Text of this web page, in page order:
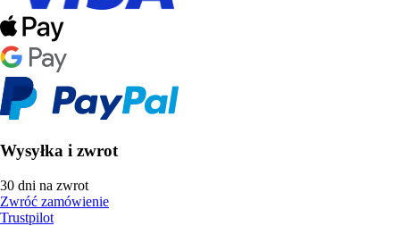
Wysyłka i zwrot
30 dni na zwrot
Zwróć zamówienie
Trustpilot